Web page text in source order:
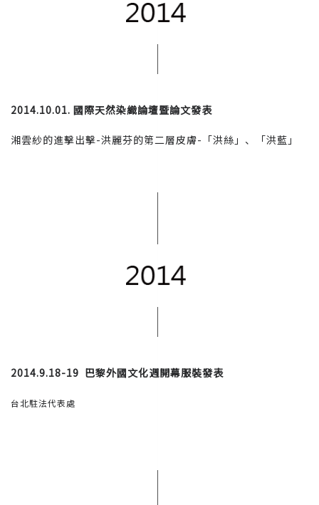
2014.10.01. 國際天然染織論壇暨論文發表
湘雲紗的進擊出擊-洪麗芬的第二層皮膚-「洪絲」、「洪藍」
2014.9.18-19 巴黎外國文化週開幕服裝發表
台北駐法代表處